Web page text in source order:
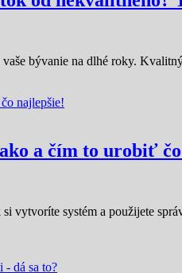
bývanie na dlhé roky.
a čím to urobiť
vytvoríte systém a použijete